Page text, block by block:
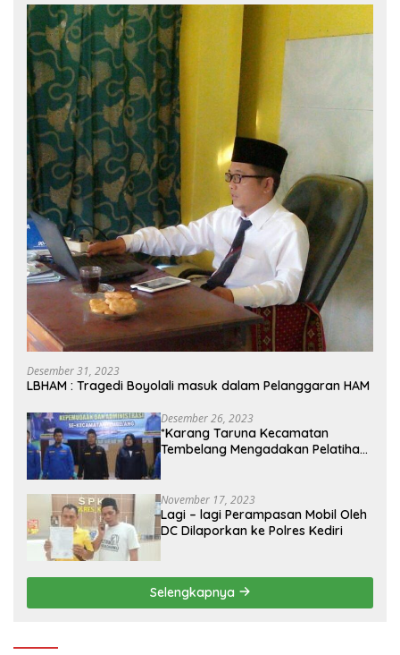
Desember 31, 2023
LBHAM : Tragedi Boyolali masuk dalam Pelanggaran HAM
Desember 26, 2023
*Karang Taruna Kecamatan
Tembelang Mengadakan Pelatihan
November 17, 2023
Lagi – lagi Perampasan Mobil Oleh
DC Dilaporkan ke Polres Kediri
Selengkapnya